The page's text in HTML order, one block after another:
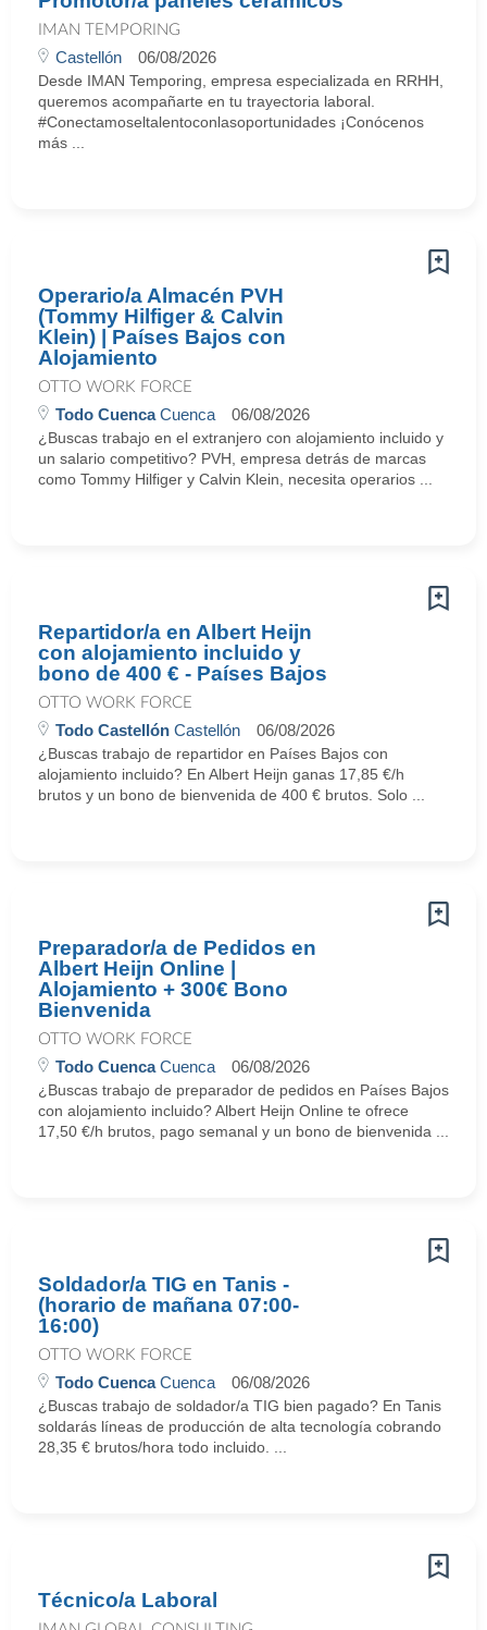
IMAN TEMPORING
Castellón 06/08/2026
Desde IMAN Temporing, empresa especializada en RRHH,
queremos acompañarte en tu trayectoria laboral.
#Conectamoseltalentoconlasoportunidades ¡Conócenos
más ...
Operario/a Almacén PVH
(Tommy Hilfiger & Calvin
Klein) | Países Bajos con
Alojamiento
OTTO WORK FORCE
Todo CuencaCuenca 06/08/2026
¿Buscas trabajo en el extranjero con alojamiento incluido y
un salario competitivo? PVH, empresa detrás de marcas
como Tommy Hilfiger y Calvin Klein, necesita operarios ...
Repartidor/a en Albert Heijn
con alojamiento incluido y
bono de 400 € - Países Bajos
OTTO WORK FORCE
Todo Castellón Castellón 06/08/2026
¿Buscas trabajo de repartidor en Países Bajos con
alojamiento incluido? En Albert Heijn ganas 17,85 €/h
brutos y un bono de bienvenida de 400 € brutos. Solo ...
Preparador/a de Pedidos en
Albert Heijn Online |
Alojamiento + 300€ Bono
Bienvenida
OTTO WORK FORCE
Todo CuencaCuenca 06/08/2026
¿Buscas trabajo de preparador de pedidos en Países Bajos
con alojamiento incluido? Albert Heijn Online te ofrece
17,50 €/h brutos, pago semanal y un bono de bienvenida ...
Soldador/a TIG en Tanis -
(horario de mañana 07:00-
16:00)
OTTO WORK FORCE
Todo CuencaCuenca 06/08/2026
¿Buscas trabajo de soldador/a TIG bien pagado? En Tanis
soldarás líneas de producción de alta tecnología cobrando
28,35 € brutos/hora todo incluido. ...
Técnico/a Laboral